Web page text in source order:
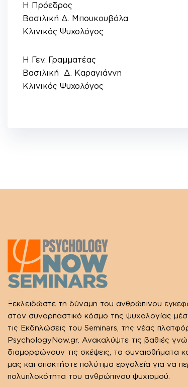
H Πρόεδρος
Βασιλική Δ. Μπουκουβάλα
Κλινικός Ψυχολόγος
Η Γεν. Γραμματέας
Βασιλική Δ. Καραγιάννη
Κλινικός Ψυχολόγος
Ξεκλειδώστε τη δύναμη του ανθρώπινου
στον συναρπαστικό κόσμο της ψυχολογίας
τις Εκδηλώσεις του Seminars, της νέας
PsychologyNow.gr. Ανακαλύψτε τις βαθιές
διαμορφώνουν τις σκέψεις, τα συναισθήματα
μας και αποκτήστε πολύτιμα εργαλεία για να
πολυπλοκότητα του ανθρώπινου ψυχισμού.